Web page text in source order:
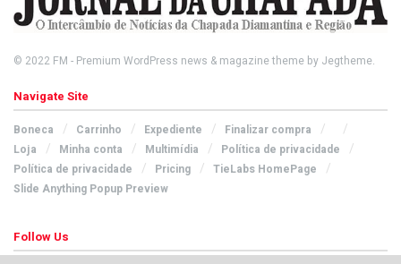
© 2022 FM - Premium WordPress news & magazine theme by Jegtheme.
Navigate Site
Boneca Carrinho Expediente
Finalizar compra
Loja
Minha conta Multimídia
Política de privacidade
Política de privacidade
Pricing
TieLabs HomePage
Slide Anything Popup Preview
Follow Us